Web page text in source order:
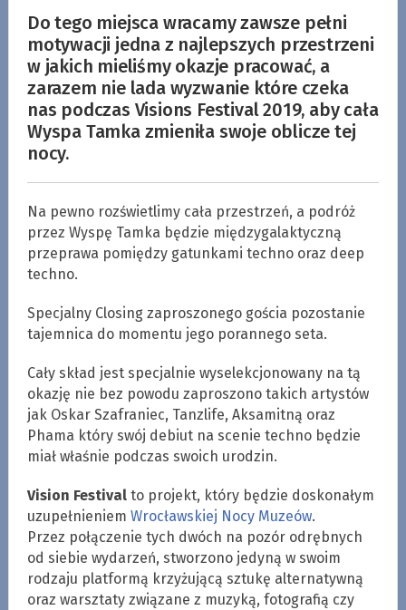
Do tego miejsca wracamy zawsze pełni
motywacji jedna z najlepszych przestrzeni
w jakich mieliśmy okazje pracować, a
zarazem nie lada wyzwanie które czeka
nas podczas Visions Festival 2019, aby cała
Wyspa Tamka zmieniła swoje oblicze tej
nocy.
Na pewno rozświetlimy cała przestrzeń, a podróż
przez Wyspę Tamka będzie międzygalaktyczną
przeprawa pomiędzy gatunkami techno oraz deep
techno.
Specjalny Closing zaproszonego gościa pozostanie
tajemnica do momentu jego porannego seta.
Cały skład jest specjalnie wyselekcjonowany na tą
okazję nie bez powodu zaproszono takich artystów
jak Oskar Szafraniec, Tanzlife, Aksamitną oraz
Phama który swój debiut na scenie techno będzie
miał właśnie podczas swoich urodzin.
Vision Festivalto projekt, który będzie doskonałym
uzupełnieniem Wrocławskiej Nocy Muzeów.
Przez połączenie tych dwóch na pozór odrębnych
od siebie wydarzeń, stworzono jedyną w swoim
rodzaju platformą krzyżującą sztukę alternatywną
oraz warsztaty związane z muzyką, fotografią czy